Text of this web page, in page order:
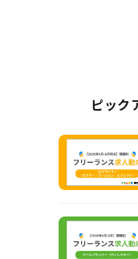
ピック